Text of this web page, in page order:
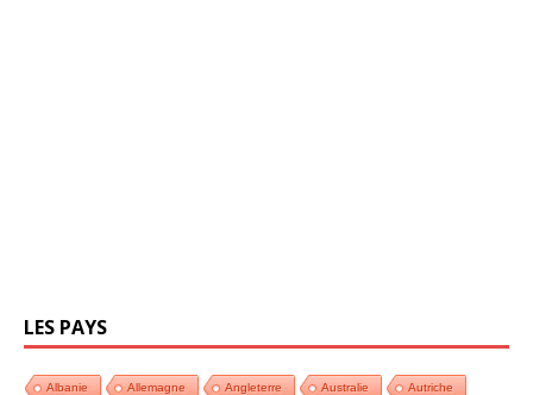
LES PAYS
Albanie Allemagne Angleterre Australie Autriche